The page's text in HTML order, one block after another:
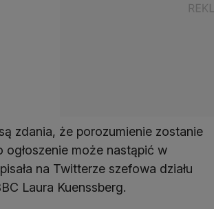
zdania, że porozumienie zostanie
ogłoszenie może nastąpić w
na Twitterze szefowa działu
Laura Kuenssberg.